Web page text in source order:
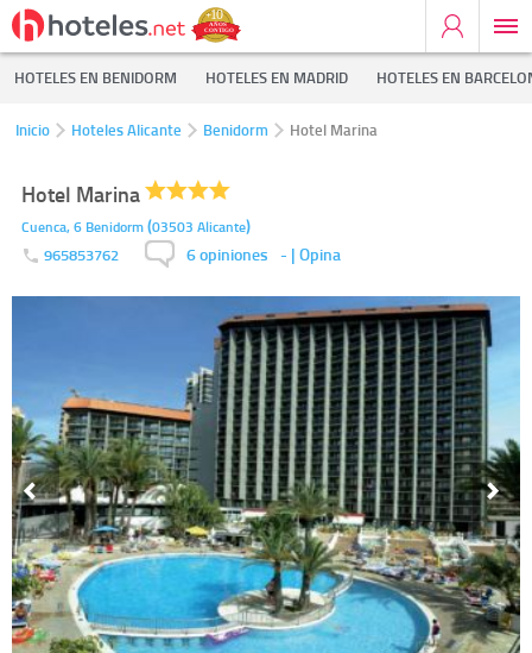
HOTELES EN BENIDORM HOTELES EN MADRID HOTELES EN
Inicio Hoteles Alicante Benidorm Hotel Marina
Hotel Marina
Cuenca, 6 Benidorm(03503 Alicante)
965853762 6 opiniones - | Opina